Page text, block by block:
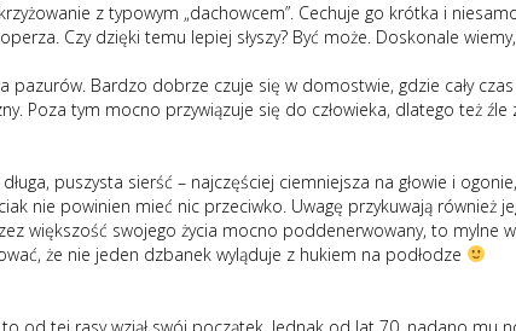
z typowym „dachowcem”. Cechuje go krótka i
Czy dzięki temu lepiej słyszy? Być może. Doskonale
Bardzo dobrze czuje się w domostwie, gdzie cały
Poza tym mocno przywiązuje się do człowieka, dlatego też
puszysta sierść – najczęściej ciemniejsza na głowie i
nie powinien mieć nic przeciwko. Uwagę przykuwają również
większość swojego życia mocno poddenerwowany, to mylne
że nie jeden dzbanek wyląduje z hukiem na podłodze